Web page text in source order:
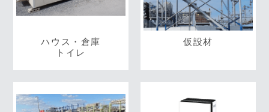
ハウス・倉庫
トイレ
仮設材